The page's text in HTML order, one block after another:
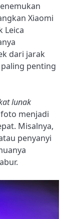
Xiaomi
Leica
dari jarak
penting
lunak
menjadi
Misalnya,
penyanyi